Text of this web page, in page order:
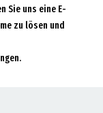
Sie uns eine E-
zu lösen und